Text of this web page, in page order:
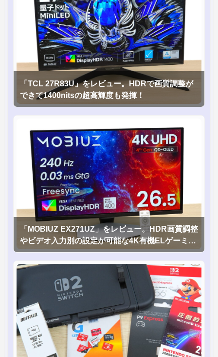
「TCL 27R83U」をレビュー。HDRで画質調整が
できて1400nitsの超高輝度も発揮！
「MOBIUZ EX271UZ」をレビュー。HDR画質調整
やビデオ入力別の設定が可能な4K有機ELゲーミン
グモニタを徹底検証